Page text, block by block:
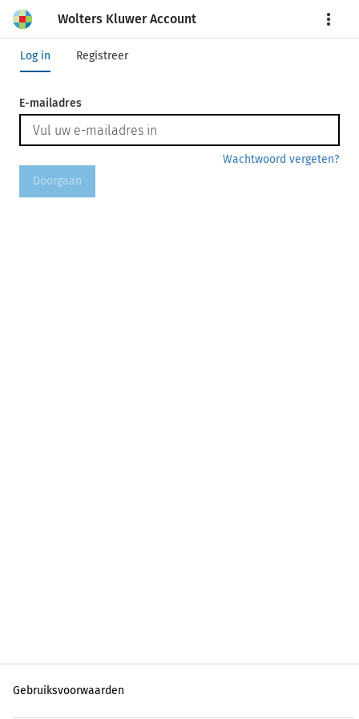
Wolters Kluwer Account More
Log in Registreer
E-mailadres
Wachtwoord vergeten?
Doorgaan
Gebruiksvoorwaarden